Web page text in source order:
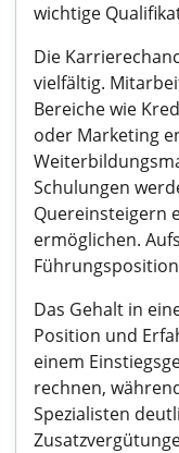
wichtige
Die
vielfältig.
Bereiche wie
oder Marketing
Schulungen
Quereinsteigern
ermöglichen.
Das Gehalt in
Position und
einem
rechnen,
Spezialisten